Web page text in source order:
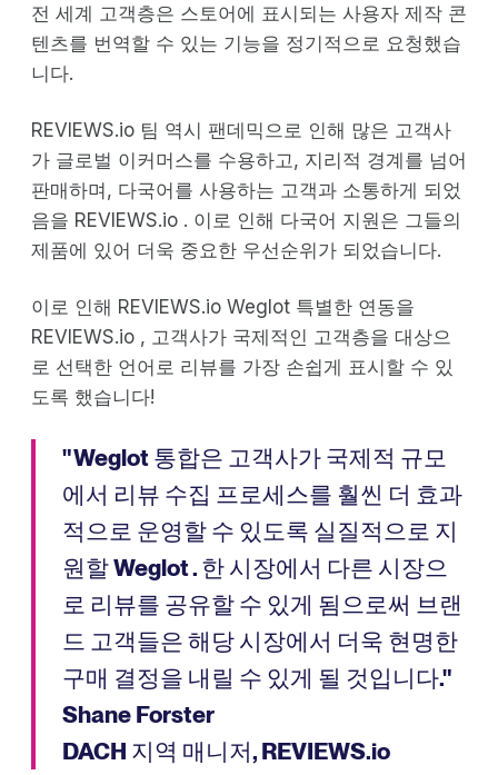
전 세계 고객층은 스토어에 표시되는 사용자 제작 콘
텐츠를 번역할 수 있는 기능을 정기적으로 요청했습
니다.
REVIEWS.io 팀 역시 팬데믹으로 인해 많은 고객사
가 글로벌 이커머스를 수용하고, 지리적 경계를 넘어
판매하며, 다국어를 사용하는 고객과 소통하게 되었
음을 REVIEWS.io . 이로 인해 다국어 지원은 그들의
제품에 있어 더욱 중요한 우선순위가 되었습니다.
이로 인해 REVIEWS.io Weglot 특별한 연동을
REVIEWS.io , 고객사가 국제적인 고객층을 대상으
로 선택한 언어로 리뷰를 가장 손쉽게 표시할 수 있
도록 했습니다!
" Weglot 통합은 고객사가 국제적 규모
에서 리뷰 수집 프로세스를 훨씬 더 효과
적으로 운영할 수 있도록 실질적으로 지
원할 Weglot . 한 시장에서 다른 시장으
로 리뷰를 공유할 수 있게 됨으로써 브랜
드 고객들은 해당 시장에서 더욱 현명한
구매 결정을 내릴 수 있게 될 것입니다."
Shane Forster
DACH 지역 매니저, REVIEWS.io